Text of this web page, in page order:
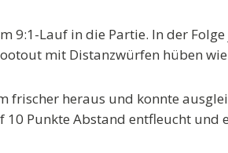
9:1-Lauf in die Partie. In der
mit Distanzwürfen hüben
frischer heraus und konnte
Punkte Abstand entfleucht und